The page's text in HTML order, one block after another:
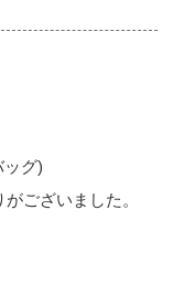
ッグ)
ございました。